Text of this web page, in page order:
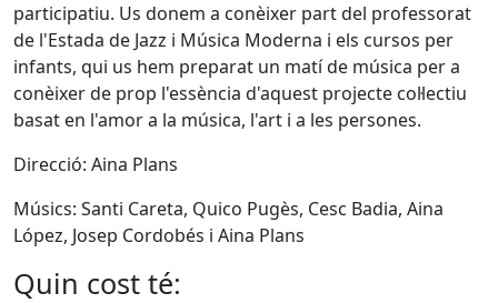
participatiu. Us donem a conèixer part del professorat
de l'Estada de Jazz i Música Moderna i els cursos per
infants, qui us hem preparat un matí de música per a
conèixer de prop l'essència d'aquest projecte col·lectiu
basat en l'amor a la música, l'art i a les persones.
Direcció: Aina Plans
Músics: Santi Careta, Quico Pugès, Cesc Badia, Aina
López, Josep Cordobés i Aina Plans
Quin cost té: